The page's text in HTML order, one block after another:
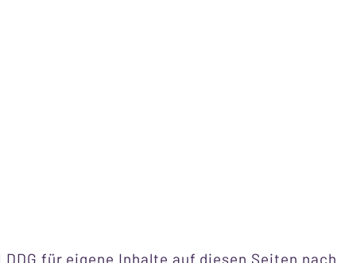
für eigene Inhalte auf diesen Seiten nach